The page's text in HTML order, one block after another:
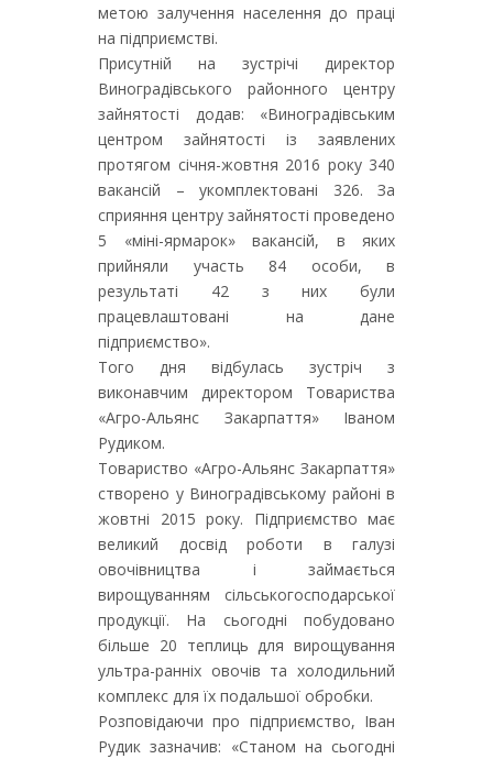
метою залучення населення до праці
на підприємстві.
Присутній на зустрічі директор
Виноградівського районного центру
зайнятості додав: «Виноградівським
центром зайнятості із заявлених
протягом січня-жовтня 2016 року 340
вакансій – укомплектовані 326. За
сприяння центру зайнятості проведено
5 «міні-ярмарок» вакансій, в яких
прийняли участь 84 особи, в
результаті 42 з них були
працевлаштовані на дане
підприємство».
Того дня відбулась зустріч з
виконавчим директором Товариства
«Агро-Альянс Закарпаття» Іваном
Рудиком.
Товариство «Агро-Альянс Закарпаття»
створено у Виноградівському районі в
жовтні 2015 року. Підприємство має
великий досвід роботи в галузі
овочівництва і займається
вирощуванням сільськогосподарської
продукції. На сьогодні побудовано
більше 20 теплиць для вирощування
ультра-ранніх овочів та холодильний
комплекс для їх подальшої обробки.
Розповідаючи про підприємство, Іван
Рудик зазначив: «Станом на сьогодні